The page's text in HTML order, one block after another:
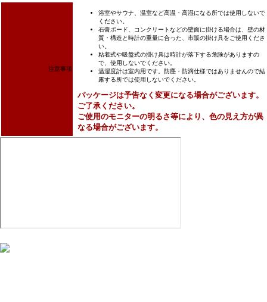
注意事項
浴室やサウナ、温室など高温・高湿になる所では使用しないで
ください。
石膏ボード、コンクリートなどの壁面に掛ける場合は、壁の材
質・構造と時計の重量に合った、市販の掛け具をご使用くださ
い。
粘着式や吸盤式の掛け具は時計が落下する危険がありますの
で、使用しないでください。
温湿度計は室内用です。防塵・防滴仕様ではありませんので結
露する所では使用しないでください。
パッケージは予告なく変更になる場合がございます。
ご了承ください。
ご使用のモニターの明るさ等により、色の見え方が異
なる場合がございます。